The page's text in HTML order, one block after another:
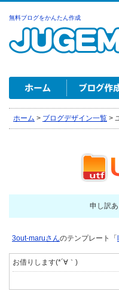
無料ブログをかんたん作成
ホーム > ブログデザイン一覧 >
申し訳
3out-maruさんのテンプレート「
お借りします(*´∀｀)